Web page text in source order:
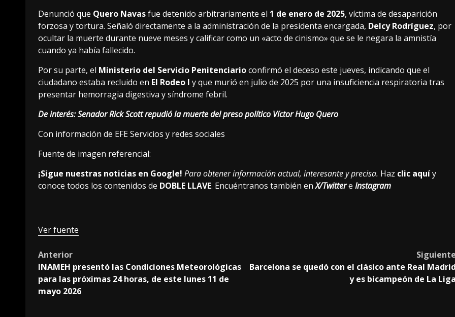
Denunció que Quero Navasfue detenido arbitrariamente el 1 de enero de 2025, víctima de desaparición
forzosa y tortura. Señaló directamente a la administración de la presidenta encargada, Delcy Rodríguez, por
ocultar la muerte durante nueve meses y calificar como un «acto de cinismo» que se le negara la amnistía
cuando ya había fallecido.
Por su parte, el Ministerio del Servicio Penitenciarioconfirmó el deceso este jueves, indicando que el
ciudadano estaba recluido en El Rodeo I y que murió en julio de 2025 por una insuficiencia respiratoria tras
presentar hemorragia digestiva y síndrome febril.
De interés:Senador Rick Scott repudió la muerte del preso político Víctor Hugo Quero
Con información de EFE Servicios y redes sociales
Fuente de imagen referencial:
¡Sigue nuestras noticias en Google! Para obtener información actual, interesante y precisa. Haz clic aquíy
conoce todos los contenidos de DOBLE LLAVE. Encuéntranos también enX/Twittere Instagram
Ver fuente
Post
navigation
Anterior
INAMEH presentó las Condiciones Meteorológicas
para las próximas 24 horas, de este lunes 11 de
mayo 2026
Siguiente
Barcelona se quedó con el clásico ante Real Madrid
y es bicampeón de La Liga